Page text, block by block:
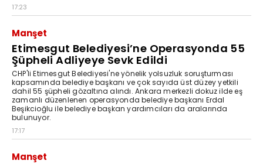
17:23
Manşet
Etimesgut Belediyesi’ne Operasyonda 55
Şüpheli Adliyeye Sevk Edildi
CHP'li Etimesgut Belediyesi'ne yönelik yolsuzluk soruşturması
kapsamında belediye başkanı ve çok sayıda üst düzey yetkili
dahil 55 şüpheli gözaltına alındı. Ankara merkezli dokuz ilde eş
zamanlı düzenlenen operasyonda belediye başkanı Erdal
Beşikcioğlu ile belediye başkan yardımcıları da aralarında
bulunuyor.
17:17
Manşet